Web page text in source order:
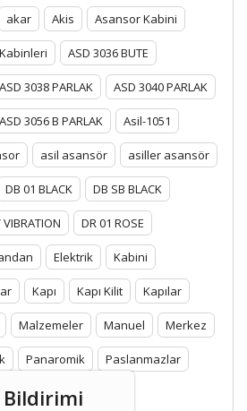
akar Akis Asansor Kabini
ASD 3036 BUTE
ASD 3038 PARLAK ASD 3040 PARLAK
ASD 3056 B PARLAK Asil-1051
asil asansör asiller asansör
DB 01 BLACK DB SB BLACK
DR 01 ROSE
Elektrik Kabini
Kapı Kapı Kilit Kapılar
Malzemeler Manuel Merkez
Panaromik Paslanmazlar
Bildirimi